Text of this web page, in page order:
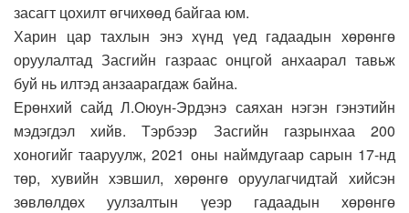
засагт цохилт өгчихөөд байгаа юм.
Харин цар тахлын энэ хүнд үед гадаадын хөрөнгө
оруулалтад Засгийн газраас онцгой анхаарал тавьж
буй нь илтэд анзаарагдаж байна.
Ерөнхий сайд Л.Оюун-Эрдэнэ саяхан нэгэн гэнэтийн
мэдэгдэл хийв. Тэрбээр Засгийн газрынхаа 200
хоногийг тааруулж, 2021 оны наймдугаар сарын 17-нд
төр, хувийн хэвшил, хөрөнгө оруулагчидтай хийсэн
зөвлөлдөх уулзалтын үеэр гадаадын хөрөнгө